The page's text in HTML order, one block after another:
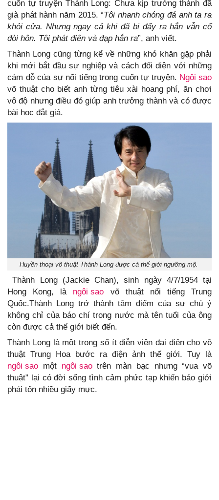
cuốn tự truyện Thành Long: Chưa kịp trưởng thành đã
già phát hành năm 2015. “Tôi nhanh chóng đá anh ta ra
khỏi cửa. Nhưng ngay cả khi đã bị đẩy ra hắn vẫn cố
đòi hôn. Tôi phát điên và đạp hắn ra”, anh viết.
Thành Long cũng từng kể về những khó khăn gặp phải
khi mới bắt đầu sự nghiệp và cách đối diện với những
cám dỗ của sự nổi tiếng trong cuốn tự truyện. Ngôi sao
võ thuật cho biết anh từng tiêu xài hoang phí, ăn chơi
vô độ nhưng điều đó giúp anh trưởng thành và có được
bài học đắt giá.
Huyền thoại võ thuật Thành Long được cả thế giới ngưỡng mộ.
Thành Long (Jackie Chan), sinh ngày 4/7/1954 tại
Hong Kong, là ngôi sao võ thuật nổi tiếng Trung
Quốc.Thành Long trở thành tâm điểm của sự chú ý
không chỉ của báo chí trong nước mà tên tuổi của ông
còn được cả thế giới biết đến.
Thành Long là một trong số ít diễn viên đại diện cho võ
thuật Trung Hoa bước ra điện ảnh thế giới. Tuy là
ngôi sao một ngôi saotrên màn bạc nhưng “vua võ
thuật” lại có đời sống tình cảm phức tạp khiến báo giới
phải tốn nhiều giấy mực.